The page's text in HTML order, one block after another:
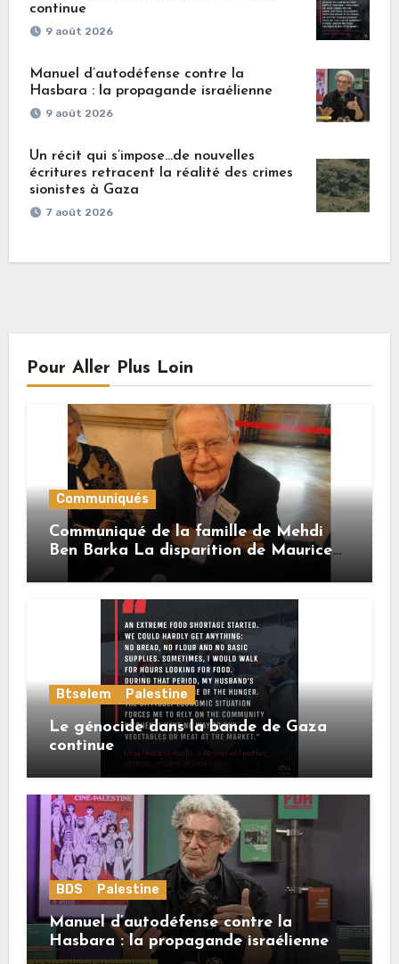
continue
9 août 2026
Manuel d’autodéfense contre la
Hasbara : la propagande israélienne
9 août 2026
Un récit qui s’impose…de nouvelles
écritures retracent la réalité des crimes
sionistes à Gaza
7 août 2026
Pour Aller Plus Loin
Communiqués
Communiqué de la famille de Mehdi
Ben Barka La disparition de Maurice
Btselem Palestine
Le génocide dans la bande de Gaza
continue
BDS Palestine
Manuel d’autodéfense contre la
Hasbara : la propagande israélienne